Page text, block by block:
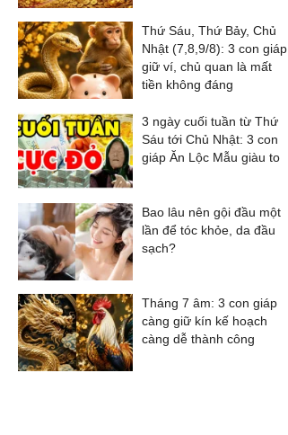
Thứ Sáu, Thứ Bảy, Chủ
Nhật (7,8,9/8): 3 con giáp
giữ ví, chủ quan là mất
tiền không đáng
3 ngày cuối tuần từ Thứ
Sáu tới Chủ Nhật: 3 con
giáp Ăn Lộc Mẫu giàu to
Bao lâu nên gội đầu một
lần để tóc khỏe, da đầu
sạch?
Tháng 7 âm: 3 con giáp
càng giữ kín kế hoạch
càng dễ thành công